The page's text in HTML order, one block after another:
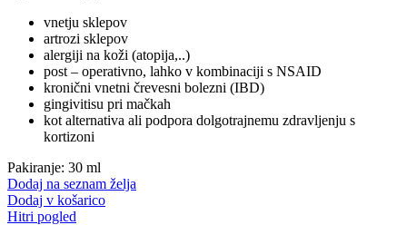
vnetju sklepov
artrozi sklepov
alergiji na koži (atopija,..)
post – operativno, lahko v kombinaciji s NSAID
kronični vnetni črevesni bolezni (IBD)
gingivitisu pri mačkah
kot alternativa ali podpora dolgotrajnemu zdravljenju s
kortizoni
Pakiranje: 30 ml
Dodaj na seznam želja
Dodaj v košarico
Hitri pogled